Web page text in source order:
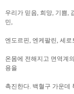
우리가 믿음, 희망, 기쁨,
민,
엔도르핀, 엔케팔린, 세
온몸에 전해지고 면역계
용을
촉진한다. 백혈구 가운데